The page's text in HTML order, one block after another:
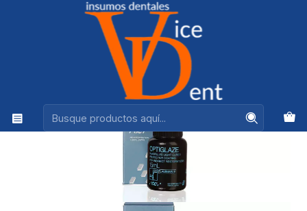
Ventas +56944575313
OPERATORIA Y ESTETICA
OPTIGLAZE CAPA PROTECTORA FOTOCURABLE 15ML - GC